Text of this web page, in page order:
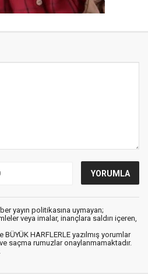
yayın politikasına uymayan;
veya imalar, inançlara saldırı içeren,
HARFLERLE yazılmış yorumlar
saçma rumuzlar onaylanmamaktadır.